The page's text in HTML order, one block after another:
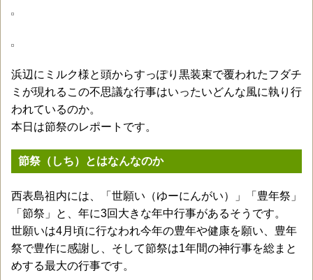
浜辺にミルク様と頭からすっぽり黒装束で覆われたフダチ
ミが現れるこの不思議な行事はいったいどんな風に執り行
われているのか。
本日は節祭のレポートです。
節祭（しち）とはなんなのか
西表島祖内には、「世願い（ゆーにんがい）」「豊年祭」
「節祭」と、年に3回大きな年中行事があるそうです。
世願いは4月頃に行なわれ今年の豊年や健康を願い、豊年
祭で豊作に感謝し、そして節祭は1年間の神行事を総まと
めする最大の行事です。